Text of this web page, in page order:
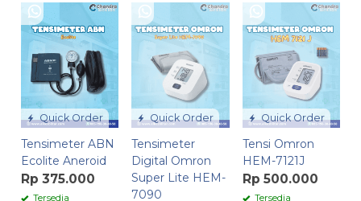
Quick Order
Tensimeter ABN
Ecolite Aneroid
Rp 375.000
Tersedia
Quick Order
Tensimeter
Digital Omron
Super Lite HEM-
7090
Quick Order
Tensi Omron
HEM-7121J
Rp 500.000
Tersedia